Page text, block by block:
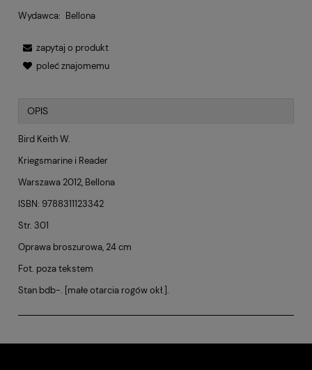
Wydawca: Bellona
zapytaj o produkt
poleć znajomemu
OPIS
Bird Keith W.
Kriegsmarine i Reader
Warszawa 2012, Bellona
ISBN: 9788311123342
Str. 301
Oprawa broszurowa, 24 cm
Fot. poza tekstem
Stan bdb-. [małe otarcia rogów okł.].